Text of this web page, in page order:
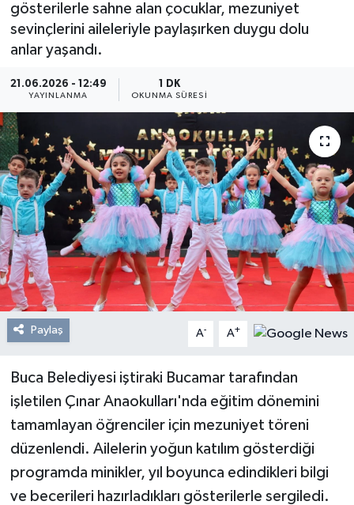
gösterilerle sahne alan çocuklar, mezuniyet
sevinçlerini aileleriyle paylaşırken duygu dolu
anlar yaşandı.
21.06.2026 - 12:49
YAYINLANMA
1 DK
OKUNMA SÜRESI
Paylaş A- A+
Buca Belediyesi iştiraki Bucamar tarafından
işletilen Çınar Anaokulları'nda eğitim dönemini
tamamlayan öğrenciler için mezuniyet töreni
düzenlendi. Ailelerin yoğun katılım gösterdiği
programda minikler, yıl boyunca edindikleri bilgi
ve becerileri hazırladıkları gösterilerle sergiledi.
Magazin
Kültür Sanat
Resmi Reklam
Röportajlar